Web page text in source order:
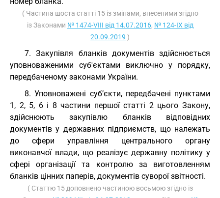
( Частина шоста статті 15 із змінами, внесеними згідно
із Законами № 1474-VIII від 14.07.2016, № 124-IX від
20.09.2019 )
7. Закупівля бланків документів здійснюється
уповноваженими суб'єктами виключно у порядку,
передбаченому законами України.
8. Уповноважені суб’єкти, передбачені пунктами
1, 2, 5, 6 і 8 частини першої статті 2 цього Закону,
здійснюють закупівлю бланків відповідних
документів у державних підприємств, що належать
до сфери управління центрального органу
виконавчої влади, що реалізує державну політику у
сфері організації та контролю за виготовленням
бланків цінних паперів, документів суворої звітності.
( Статтю 15 доповнено частиною восьмою згідно із